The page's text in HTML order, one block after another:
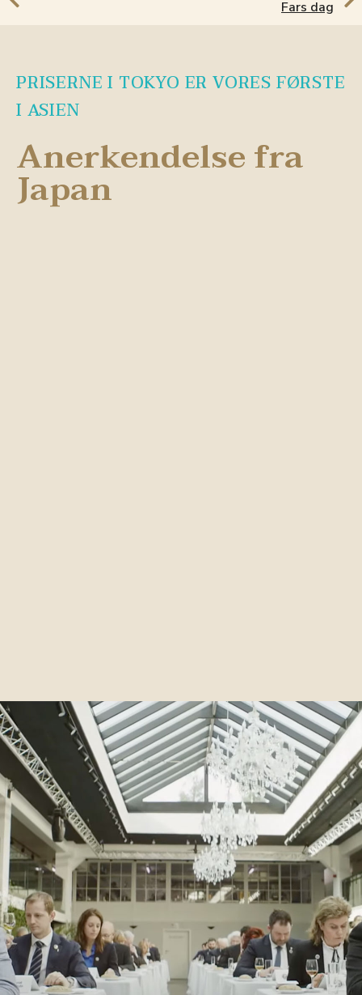
Fars dag
PRISERNE I TOKYO ER VORES FØRSTE
I ASIEN
Anerkendelse fra
Japan